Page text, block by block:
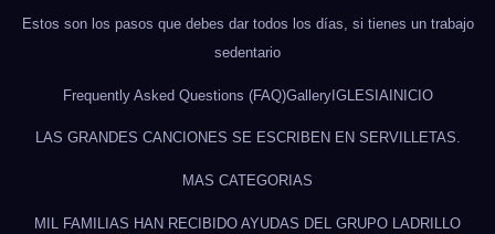
Estos son los pasos que debes dar todos los días, si tienes un trabajo
sedentario
Frequently Asked Questions (FAQ)GalleryIGLESIAINICIO
LAS GRANDES CANCIONES SE ESCRIBEN EN SERVILLETAS.
MAS CATEGORIAS
MIL FAMILIAS HAN RECIBIDO AYUDAS DEL GRUPO LADRILLO